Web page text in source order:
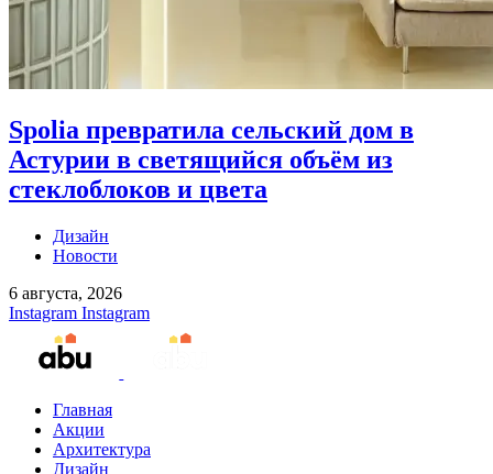
Spolia превратила сельский дом в
Астурии в светящийся объём из
стеклоблоков и цвета
Дизайн
Новости
6 августа, 2026
Instagram Instagram
Главная
Акции
Архитектура
Дизайн